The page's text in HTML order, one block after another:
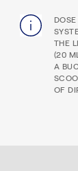
THE
(20
A
OF